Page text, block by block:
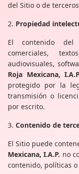
del Sitio o de
2. Propiedad
El contenido del
comerciales,
audiovisuales,
Roja Mexicana,
protegido por la
transmisión o
por escrito.
3. Contenido de
El Sitio puede
Mexicana, I.A.P. no
contenido, políticas